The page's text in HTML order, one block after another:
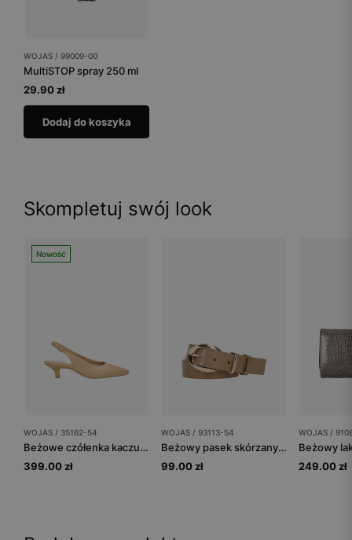
WOJAS / 99009-00
MultiSTOP spray 250 ml
29.90 zł
Dodaj do koszyka
Skompletuj swój look
Nowość
WOJAS / 35162-54
Beżowe czółenka kaczuszki z otwartą piętą
399.00 zł
WOJAS / 93113-54
Beżowy pasek skórzany z owalną klamrą
99.00 zł
WOJAS /
249.00 zł